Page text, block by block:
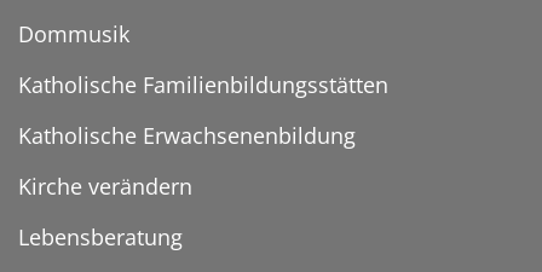
Dommusik
Katholische Familienbildungsstätten
Katholische Erwachsenenbildung
Kirche verändern
Lebensberatung